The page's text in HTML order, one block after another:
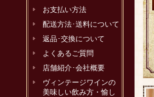
お支払い方法
配送方法･送料について
返品･交換について
よくあるご質問
店舗紹介･会社概要
ヴィンテージワインの
美味しい飲み方・愉し